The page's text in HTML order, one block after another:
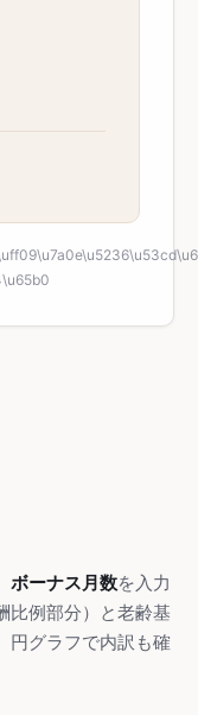
ボーナス月数を入力
比例部分）と老齢基
円グラフで内訳も確